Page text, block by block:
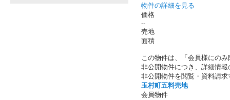
物件の詳細を見る
価格
--
売地
面積
この物件は、「会員様にの
非公開物件につき、詳細情
非公開物件を閲覧・資料請
玉村町五料売地
会員物件